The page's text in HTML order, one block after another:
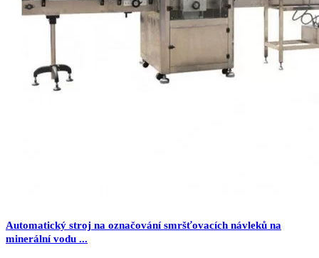
Automatický stroj na označování smršťovacích návleků na
minerální vodu ...